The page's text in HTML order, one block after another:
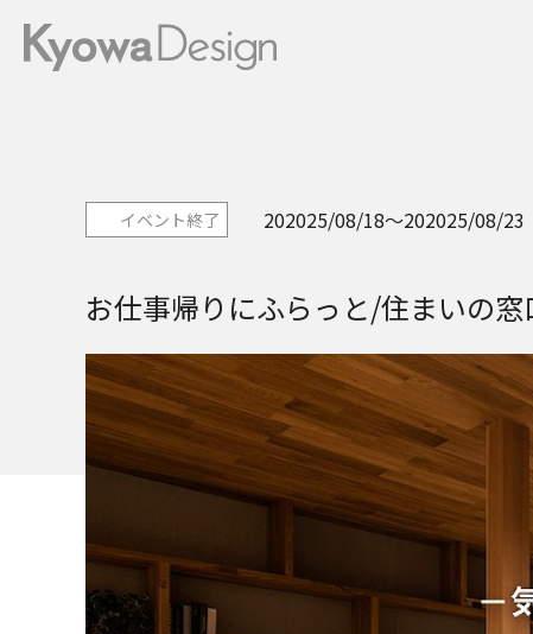
イベント終了 202025/08/18 202025/08/23
お仕事帰りにふらっと/住まいの